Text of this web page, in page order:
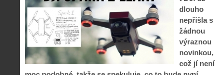
dlouho
nepřišla s
žádnou
výraznou
novinkou,
což jí není